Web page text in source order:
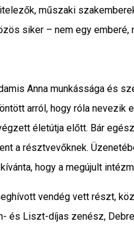
műszaki
siker – nem egy emberé,
Anna munkássága és
arról, hogy róla
életútja előtt. Bár
a résztvevőknek.
hogy a megújult
vendég vett részt,
és Liszt-díjas zenész,